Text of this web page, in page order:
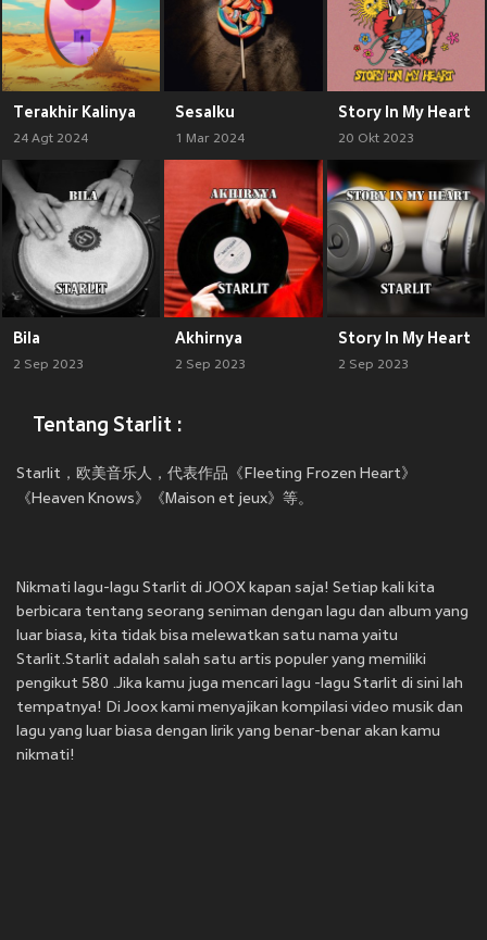
Terakhir Kalinya
24 Agt 2024
Sesalku
1 Mar 2024
Story In My Heart
20 Okt 2023
Bila
2 Sep 2023
Akhirnya
2 Sep 2023
Story In My Heart
2 Sep 2023
Tentang Starlit :
Starlit，欧美音乐人，代表作品《Fleeting Frozen Heart》
《Heaven Knows》《Maison et jeux》等。
Nikmati lagu-lagu Starlit di JOOX kapan saja! Setiap kali kita
berbicara tentang seorang seniman dengan lagu dan album yang
luar biasa, kita tidak bisa melewatkan satu nama yaitu
Starlit.Starlit adalah salah satu artis populer yang memiliki
pengikut 580 .Jika kamu juga mencari lagu -lagu Starlit di sini lah
tempatnya! Di Joox kami menyajikan kompilasi video musik dan
lagu yang luar biasa dengan lirik yang benar-benar akan kamu
nikmati!